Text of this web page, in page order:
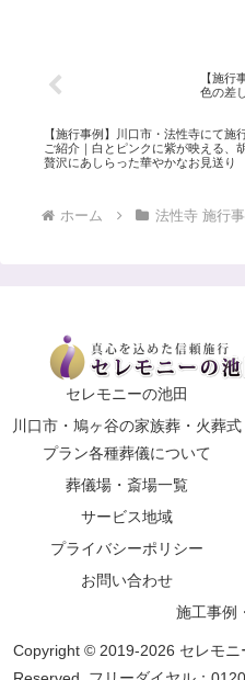
【施行
色の差
【施行事例】川口市・法性寺にて施
ご紹介｜白とピンクに紫が映える、
贅沢にあしらった華やかなお見送り
ホーム 法性寺 施行
セレモニーの池田
川口市・鳩ヶ谷の家族葬・火葬式
プラン各種葬儀について
葬儀場・斎場一覧
サービス地域
プライバシーポリシー
お問い合わせ
施工事例
Copyright © 2019-2026 セレモ